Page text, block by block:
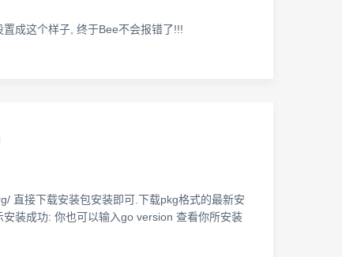
成这个样子, 终于Bee不会报错了!!!
直接下载安装包安装即可.下载pkg格式的最新安
装成功: 你也可以输入go version 查看你所安装